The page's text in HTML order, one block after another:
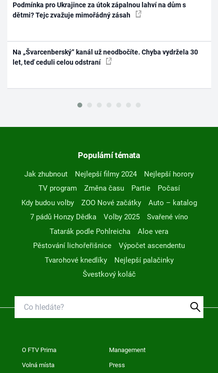
Podmínka pro Ukrajince za útok zápalnou lahví na dům s
dětmi? Tejc zvažuje mimořádný zásah
Na „Švarcenberský“ kanál už neodbočíte. Chyba vydržela 30
let, teď ceduli celou odstraní
Populární témata
Jak zhubnout Nejlepší filmy 2024
Nejlepší horory
TV program
Změna času Partie
Počasí
Kdy budou volby
ZOO Nové začátky
Auto – katalog
7 pádů Honzy Dědka
Volby 2025
Svařené víno
Tatarák podle Pohlreicha
Aloe vera
Pěstování lichořeřišnice
Výpočet ascendentu
Tvarohové knedlíky
Nejlepší palačinky
Švestkový koláč
O FTV Prima Management
Volná místa Press